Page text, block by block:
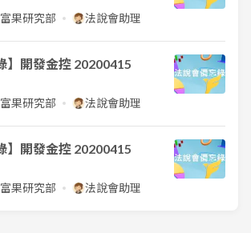
富果研究部 法說會助理
】開發金控 20200415
富果研究部 法說會助理
】開發金控 20200415
富果研究部 法說會助理